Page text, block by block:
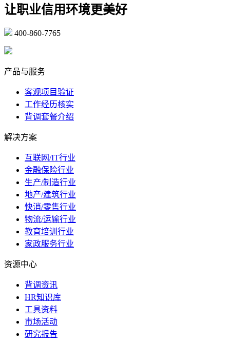
让职业信用环境更美好
400-860-7765
产品与服务
客观项目验证
工作经历核实
背调套餐介绍
解决方案
互联网/IT行业
金融保险行业
生产/制造行业
地产/建筑行业
快消/零售行业
物流/运输行业
教育培训行业
家政服务行业
资源中心
背调资讯
HR知识库
工具资料
市场活动
研究报告